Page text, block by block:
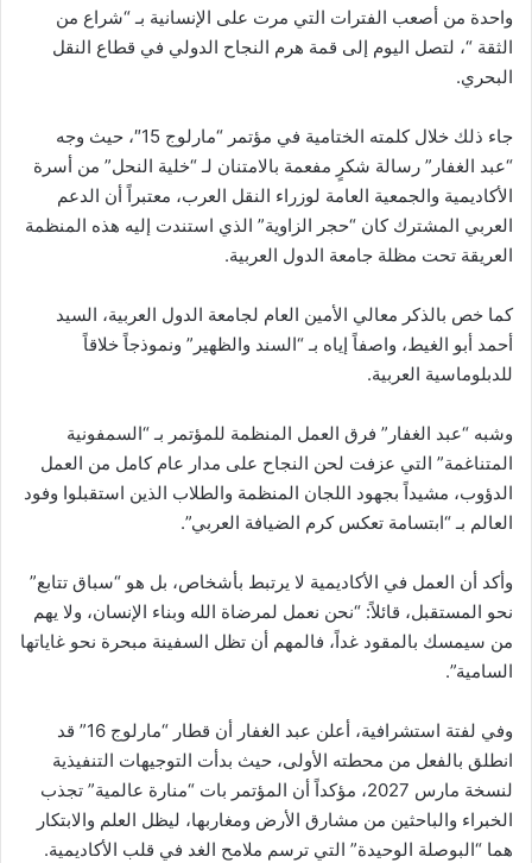
واحدة من أصعب الفترات التي مرت على الإنسانية بـ “شراع من
الثقة “، لتصل اليوم إلى قمة هرم النجاح الدولي في قطاع النقل
البحري.
جاء ذلك خلال كلمته الختامية في مؤتمر “مارلوج 15″، حيث وجه
“عبد الغفار” رسالة شكرٍ مفعمة بالامتنان لـ “خلية النحل” من أسرة
الأكاديمية والجمعية العامة لوزراء النقل العرب، معتبراً أن الدعم
العربي المشترك كان “حجر الزاوية” الذي استندت إليه هذه المنظمة
العريقة تحت مظلة جامعة الدول العربية.
كما خص بالذكر معالي الأمين العام لجامعة الدول العربية، السيد
أحمد أبو الغيط، واصفاً إياه بـ “السند والظهير” ونموذجاً خلاقاً
للدبلوماسية العربية.
وشبه “عبد الغفار” فرق العمل المنظمة للمؤتمر بـ “السمفونية
المتناغمة” التي عزفت لحن النجاح على مدار عام كامل من العمل
الدؤوب، مشيداً بجهود اللجان المنظمة والطلاب الذين استقبلوا وفود
العالم بـ “ابتسامة تعكس كرم الضيافة العربي”.
وأكد أن العمل في الأكاديمية لا يرتبط بأشخاص، بل هو “سباق تتابع”
نحو المستقبل، قائلاً: “نحن نعمل لمرضاة الله وبناء الإنسان، ولا يهم
من سيمسك بالمقود غداً، فالمهم أن تظل السفينة مبحرة نحو غاياتها
السامية”.
وفي لفتة استشرافية، أعلن عبد الغفار أن قطار “مارلوج 16” قد
انطلق بالفعل من محطته الأولى، حيث بدأت التوجيهات التنفيذية
لنسخة مارس 2027، مؤكداً أن المؤتمر بات “منارة عالمية” تجذب
الخبراء والباحثين من مشارق الأرض ومغاربها، ليظل العلم والابتكار
هما “البوصلة الوحيدة” التي ترسم ملامح الغد في قلب الأكاديمية.